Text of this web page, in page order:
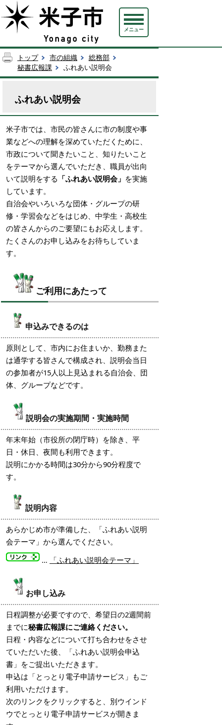
メニュー
トップ 市の組織
総務部
秘書広報課
ふれあい説明会
ふれあい説明会
米子市では、市民の皆さんに市の制度や事
業などへの理解を深めていただくために、
市政について聞きたいこと、知りたいこと
をテーマから選んでいただき、職員が出向
いて説明をする 「ふれあい説明会」 を実施
しています。
自治会やいろいろな団体・グループの研
修・学習会などをはじめ、中学生・高校生
の皆さんからのご要望にもお応えします。
たくさんのお申し込みをお待ちしていま
す。
ご利用にあたって
申込みできるのは
原則として、市内にお住まいか、勤務また
は通学する皆さんで構成され、説明会当日
の参加者が15人以上見込まれる自治会、団
体、グループなどです。
説明会の実施期間・実施時間
年末年始（市役所の閉庁時）を除き、平
日・休日、夜間も利用できます。
説明にかかる時間は30分から90分程度で
す。
説明内容
あらかじめ市が準備した、「ふれあい説明
会テーマ」から選んでください。
…
「ふれあい説明会テーマ」
お申し込み
日程調整が必要ですので、希望日の2週間前
までに秘書広報課にご連絡ください。
日程・内容などについて打ち合わせをさせ
ていただいた後、「ふれあい説明会申込
書」をご提出いただきます。
申込は「とっとり電子申請サービス」もご
利用いただけます。
次のリンクをクリックすると、別ウインド
ウでとっとり電子申請サービスが開きま